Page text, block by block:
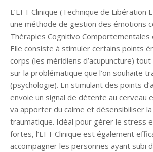
L’EFT Clinique (Technique de Libération
une méthode de gestion des émotions
Thérapies Cognitivo Comportementales
Elle consiste à stimuler certains points
corps (les méridiens d’acupuncture)
sur la problématique que l’on souhaite
(psychologie). En stimulant des points
envoie un signal de détente au cerveau
va apporter du calme et désensibiliser
traumatique. Idéal pour gérer le stress
fortes, l’EFT Clinique est également
accompagner les personnes ayant subi